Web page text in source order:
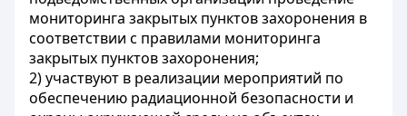
мониторинга закрытых пунктов захоронения в
соответствии с правилами мониторинга
закрытых пунктов захоронения;
2) участвуют в реализации мероприятий по
обеспечению радиационной безопасности и